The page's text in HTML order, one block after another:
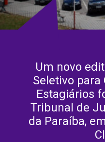
Um novo
Seletivo para
Estagiários
Tribunal de
da Paraíba,